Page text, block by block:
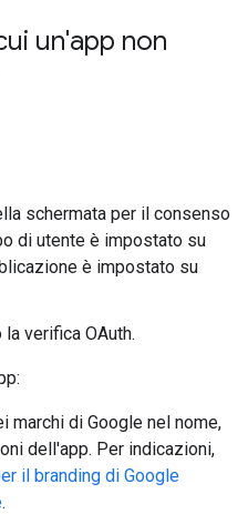
un'app non
schermata per il consenso
di utente è impostato su
è impostato su
verifica OAuth.
marchi di Google nel nome,
dell'app. Per indicazioni,
il branding di Google
.